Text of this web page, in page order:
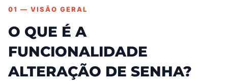
01 — VISÃO GERAL
O QUE É A
FUNCIONALIDADE
ALTERAÇÃO DE SENHA?